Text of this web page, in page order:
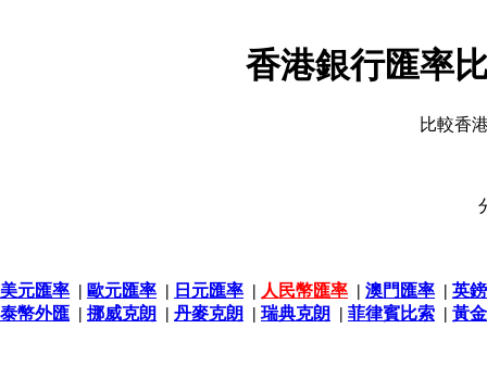
香港銀行匯率
比較香
美元匯率 | 歐元匯率 | 日元匯率 | 人民幣匯率 | 澳門匯率 | 英
泰幣外匯 | 挪威克朗 | 丹麥克朗 | 瑞典克朗 | 菲律賓比索 | 黃